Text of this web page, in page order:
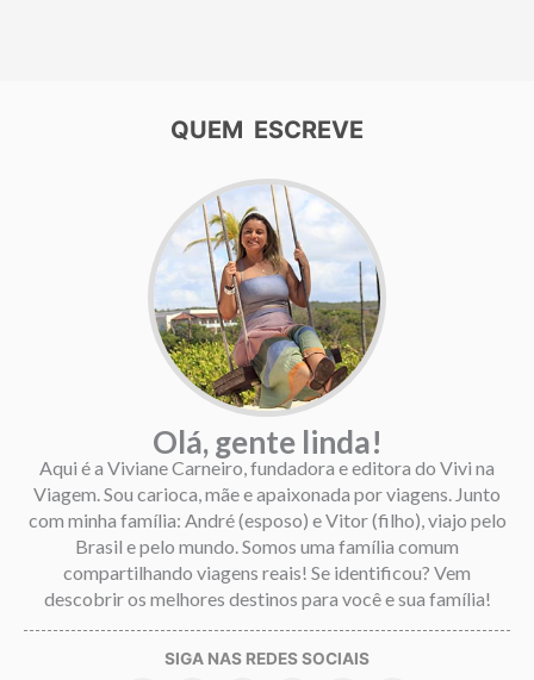
QUEM ESCREVE
Olá, gente linda!
Aqui é a Viviane Carneiro, fundadora e editora do Vivi na
Viagem. Sou carioca, mãe e apaixonada por viagens. Junto
com minha família: André (esposo) e Vitor (filho), viajo pelo
Brasil e pelo mundo. Somos uma família comum
compartilhando viagens reais! Se identificou? Vem
descobrir os melhores destinos para você e sua família!